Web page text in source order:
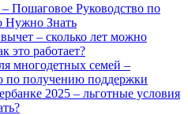
Пошаговое Руководство по
Нужно Знать
– сколько лет можно
это работает?
многодетных семей –
по получению поддержки
2025 – льготные условия